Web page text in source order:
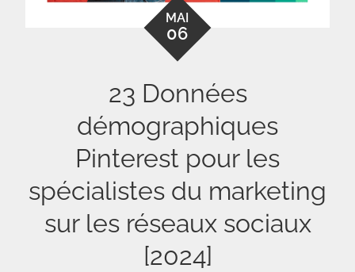
MAI
06
23 Données
démographiques
Pinterest pour les
spécialistes du marketing
sur les réseaux sociaux
[2024]